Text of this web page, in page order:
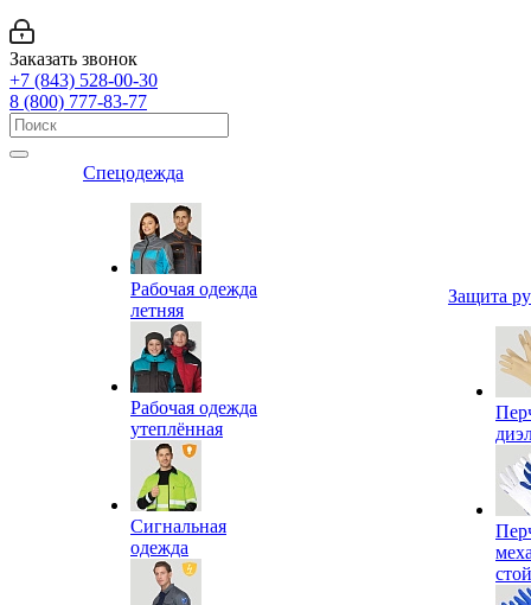
Заказать звонок
+7 (843) 528-00-30
8 (800) 777-83-77
Спецодежда
Рабочая одежда
летняя
Рабочая одежда
утеплённая
Сигнальная
одежда
Защита